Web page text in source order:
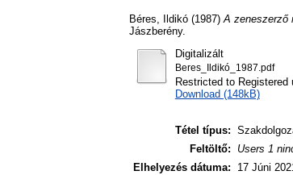
Béres, Ildikó (1987) A zeneszerző
Jászberény.
Digitalizált
Beres_Ildikó_1987.pdf
Restricted to Registered
Download (148kB)
Tétel típus:
Feltöltő:
Users 1
Elhelyezés dátuma:
17 Júni